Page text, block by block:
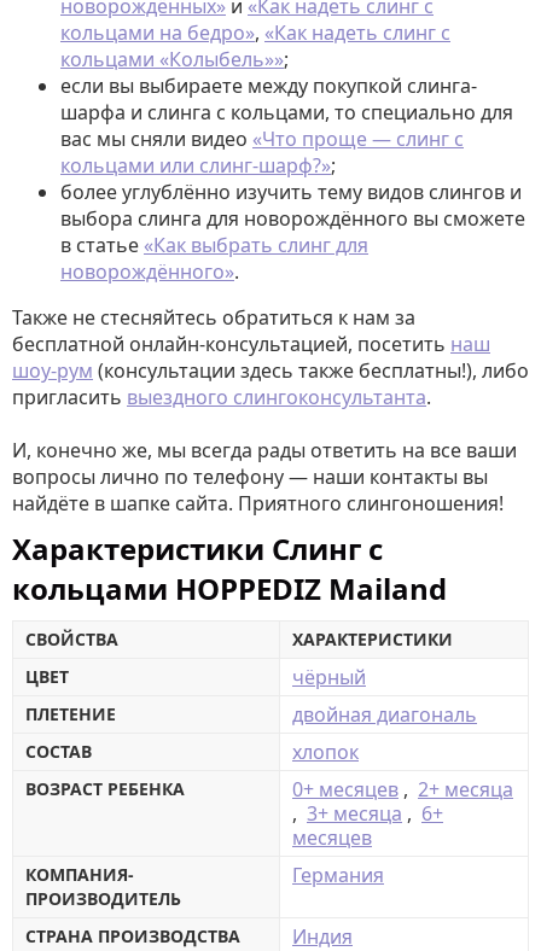
новорождённых» и «Как надеть слинг с
кольцами на бедро», «Как надеть слинг с
кольцами «Колыбель»»;
если вы выбираете между покупкой слинга-
шарфа и слинга с кольцами, то специально для
вас мы сняли видео «Что проще — слинг с
кольцами или слинг-шарф?»;
более углублённо изучить тему видов слингов и
выбора слинга для новорождённого вы сможете
в статье «Как выбрать слинг для
новорождённого».
Также не стесняйтесь обратиться к нам за
бесплатной онлайн-консультацией, посетить наш
шоу-рум (консультации здесь также бесплатны!), либо
пригласить выездного слингоконсультанта.
И, конечно же, мы всегда рады ответить на все ваши
вопросы лично по телефону — наши контакты вы
найдёте в шапке сайта. Приятного слингоношения!
Характеристики Слинг с
кольцами HOPPEDIZ Mailand
СВОЙСТВА
ХАРАКТЕРИСТИКИ
ЦВЕТ
чёрный
ПЛЕТЕНИЕ двойная диагональ
СОСТАВ хлопок
ВОЗРАСТ РЕБЕНКА 0+ месяцев , 2+ месяца
, 3+ месяца , 6+
месяцев
КОМПАНИЯ-
ПРОИЗВОДИТЕЛЬ
Германия
СТРАНА ПРОИЗВОДСТВА Индия